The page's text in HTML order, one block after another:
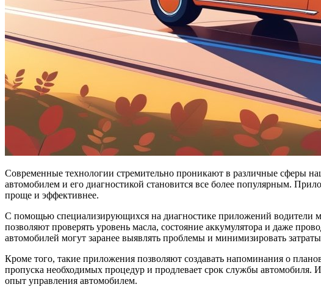
Современные технологии стремительно проникают в различные сферы
автомобилем и его диагностикой становится все более популярным.
проще и эффективнее.
С помощью специализирующихся на диагностике приложений водители
позволяют проверять уровень масла, состояние аккумулятора и даже
автомобилей могут заранее выявлять проблемы и минимизировать
Кроме того, такие приложения позволяют создавать напоминания о
пропуска необходимых процедур и продлевает срок службы
опыт управления автомобилем.